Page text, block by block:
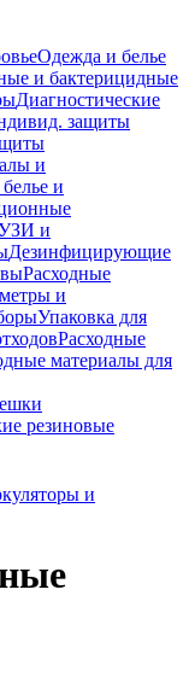
Одежда и белье
и бактерицидные
Диагностические
защиты
и
и
УЗИ и
Дезинфицирующие
Расходные
и
Упаковка для
Расходные
материалы для
резиновые
и